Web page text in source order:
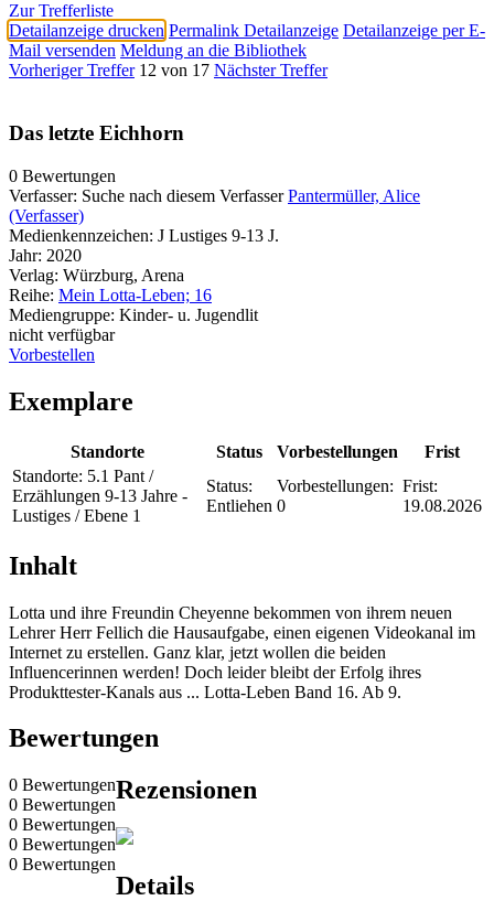
Zur Trefferliste
Detailanzeige drucken Permalink Detailanzeige Detailanzeige per E-
Mail versenden Meldung an die Bibliothek
Vorheriger Treffer 12 von 17 Nächster Treffer
Das letzte Eichhorn
0 Bewertungen
Verfasser: Suche nach diesem Verfasser Pantermüller, Alice
(Verfasser)
Medienkennzeichen: J Lustiges 9-13 J.
Jahr: 2020
Verlag: Würzburg, Arena
Reihe: Mein Lotta-Leben; 16
Mediengruppe: Kinder- u. Jugendlit
nicht verfügbar
Vorbestellen
Exemplare
Standorte Status Vorbestellungen
Frist
Standorte: 5.1 Pant /
Erzählungen 9-13 Jahre -
Lustiges / Ebene 1
Status:
Entliehen
Vorbestellungen:
0
Frist:
19.08.2026
Inhalt
Lotta und ihre Freundin Cheyenne bekommen von ihrem neuen
Lehrer Herr Fellich die Hausaufgabe, einen eigenen Videokanal im
Internet zu erstellen. Ganz klar, jetzt wollen die beiden
Influencerinnen werden! Doch leider bleibt der Erfolg ihres
Produkttester-Kanals aus ... Lotta-Leben Band 16. Ab 9.
Bewertungen
0 Bewertungen
0 Bewertungen
0 Bewertungen
0 Bewertungen
0 Bewertungen
Rezensionen
Details